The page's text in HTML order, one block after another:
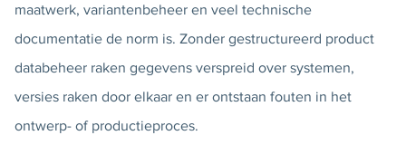
maatwerk, variantenbeheer en veel technische
documentatie de norm is. Zonder gestructureerd product
databeheer raken gegevens verspreid over systemen,
versies raken door elkaar en er ontstaan fouten in het
ontwerp- of productieproces.